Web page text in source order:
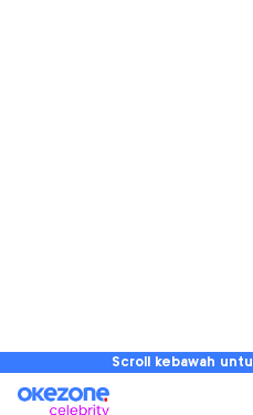
Scroll kebawah